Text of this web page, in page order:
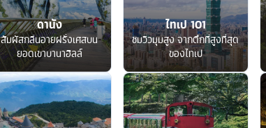
ดานัง
สัมผัสกลิ่นอายฝรั่งเศสบน
ยอดเขาบานาฮิลล์
ไทเป 101
ชมวิวมุมสูง จากตึกที่สูงที่สุด
ของไทเป